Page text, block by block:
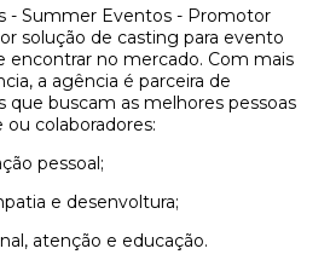
- Summer Eventos - Promotor
solução de casting para evento
encontrar no mercado. Com mais
a agência é parceira de
que buscam as melhores pessoas
colaboradores:
pessoal;
e desenvoltura;
atenção e educação.